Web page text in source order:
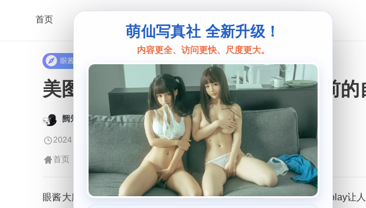
首页
萌仙写真社 全新升级！
内容更全、访问更快、尺度更大。
眼酱大魔王
美图合集来啦！眼酱大魔王w上班前
阙知风
2024 年 5 月 7 日 09:15:01
379
首页 > 眼酱大魔王 正文
眼酱大魔王w是一位知名的cos博主，而且还非常有前瞻性，常常cosplay让